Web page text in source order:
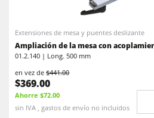
Extensiones de mesa y puentes deslizante
Ampliación de la mesa con
01.2.140 | Long. 500 mm
en vez de$441.00
$369.00
Ahorre $72.00
sin IVA , gastos de envío no incluidos